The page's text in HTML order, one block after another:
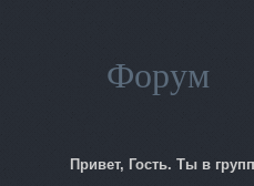
Форум
Привет, Гость. Ты в